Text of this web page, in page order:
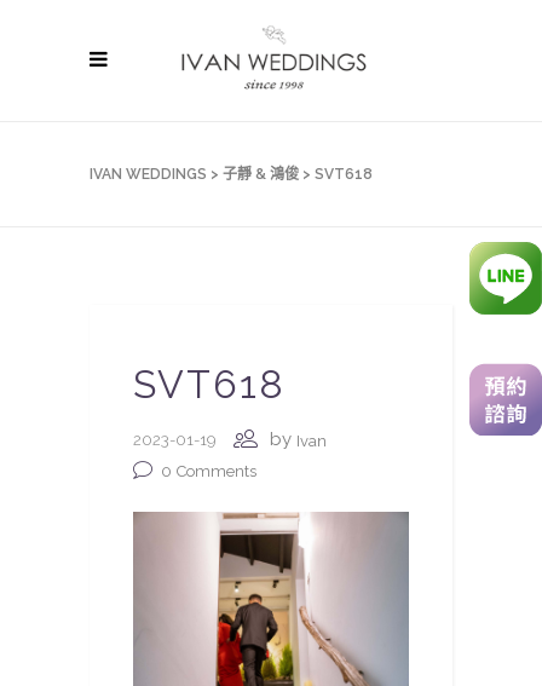
IVAN WEDDINGS > 子靜 & 鴻俊 > SVT618
SVT618
2023-01-19 by Ivan
0 Comments